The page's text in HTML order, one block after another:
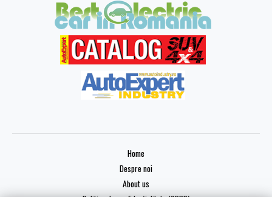
Home
Despre noi
About us